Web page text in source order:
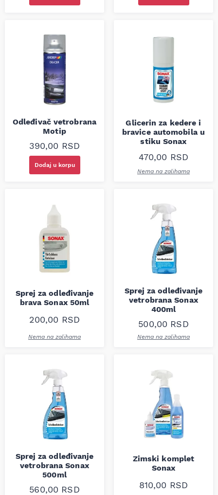
Odleđivač vetrobrana
Motip
390,00 RSD
Dodaj u korpu
Glicerin za kedere i
bravice automobila u
stiku Sonax
470,00 RSD
Nema na zalihama
Sprej za odleđivanje
brava Sonax 50ml
200,00 RSD
Nema na zalihama
Sprej za odleđivanje
vetrobrana Sonax
400ml
500,00 RSD
Nema na zalihama
Sprej za odleđivanje
vetrobrana Sonax
500ml
560,00 RSD
Zimski komplet
Sonax
810,00 RSD